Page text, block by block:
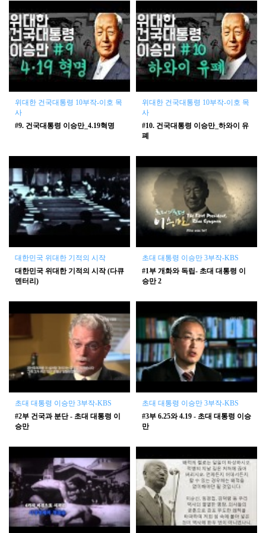
위대한 건국대통령 10부작-이호 목
사
#9. 건국대통령 이승만_4.19혁명
위대한 건국대통령 10부작-이호 목
사
#10. 건국대통령 이승만_하와이 유
폐
대한민국 위대한 기적의 시작
대한민국 위대한 기적의 시작 (다큐
멘터리)
초대 대통령 이승만 3부작-KBS
#1부 개화와 독립- 초대 대통령 이
승만2
초대 대통령 이승만 3부작-KBS
#2부 건국과 분단 - 초대 대통령 이
승만
초대 대통령 이승만 3부작-KBS
#3부 6.25와 4.19 - 초대 대통령 이승
만